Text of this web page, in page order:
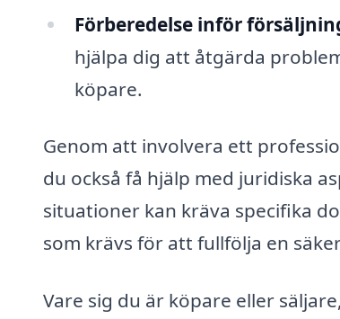
Förberedelse inför
hjälpa dig att åtgärda
köpare.
Genom att involvera ett
du också få hjälp med juridiska
situationer kan kräva specifika
som krävs för att fullfölja en
Vare sig du är köpare eller